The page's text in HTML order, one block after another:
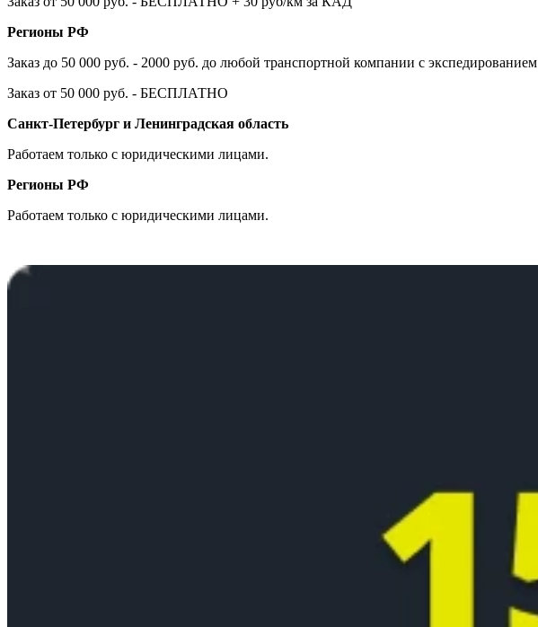
Регионы РФ
Заказ до 50 000 руб. - 2000 руб. до любой транспортной компании с экспедированием
Заказ от 50 000 руб. - БЕСПЛАТНО
Санкт-Петербург и Ленинградская область
Работаем только с юридическими лицами.
Регионы РФ
Работаем только с юридическими лицами.